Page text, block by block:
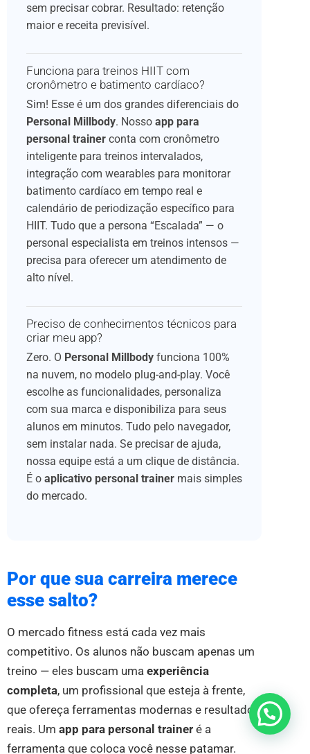
sem precisar cobrar. Resultado: retenção
maior e receita previsível.
Funciona para treinos HIIT com
cronômetro e batimento cardíaco?
Sim! Esse é um dos grandes diferenciais do
Personal Millbody. Nosso app para
personal trainer conta com cronômetro
inteligente para treinos intervalados,
integração com wearables para monitorar
batimento cardíaco em tempo real e
calendário de periodização específico para
HIIT. Tudo que a persona “Escalada” — o
personal especialista em treinos intensos —
precisa para oferecer um atendimento de
alto nível.
Preciso de conhecimentos técnicos para
criar meu app?
Zero. O Personal Millbody funciona 100%
na nuvem, no modelo plug-and-play. Você
escolhe as funcionalidades, personaliza
com sua marca e disponibiliza para seus
alunos em minutos. Tudo pelo navegador,
sem instalar nada. Se precisar de ajuda,
nossa equipe está a um clique de distância.
É o aplicativo personal trainer mais simples
do mercado.
Por que sua carreira merece
esse salto?
O mercado fitness está cada vez mais
competitivo. Os alunos não buscam apenas um
treino — eles buscam uma experiência
completa, um profissional que esteja à frente,
que ofereça ferramentas modernas e resultados
reais. Um app para personal trainer é a
ferramenta que coloca você nesse patamar.
Quer alguma ajuda?